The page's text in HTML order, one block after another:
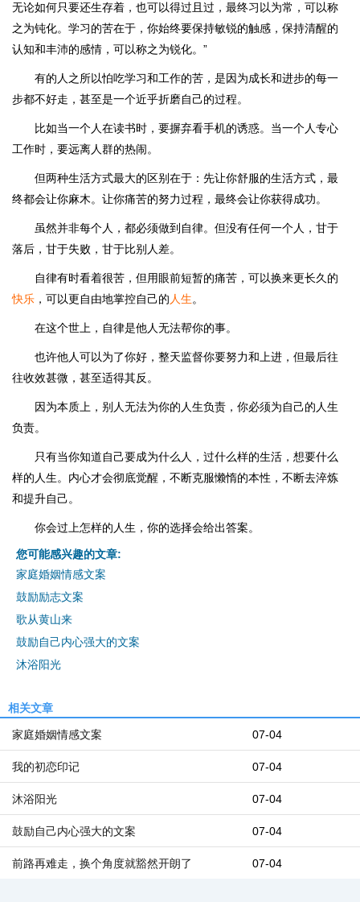
无论如何只要还生存着，也可以得过且过，最终习以为常，可以称
之为钝化。学习的苦在于，你始终要保持敏锐的触感，保持清醒的
认知和丰沛的感情，可以称之为锐化。”
有的人之所以怕吃学习和工作的苦，是因为成长和进步的每一
步都不好走，甚至是一个近乎折磨自己的过程。
比如当一个人在读书时，要摒弃看手机的诱惑。当一个人专心
工作时，要远离人群的热闹。
但两种生活方式最大的区别在于：先让你舒服的生活方式，最
终都会让你麻木。让你痛苦的努力过程，最终会让你获得成功。
虽然并非每个人，都必须做到自律。但没有任何一个人，甘于
落后，甘于失败，甘于比别人差。
自律有时看着很苦，但用眼前短暂的痛苦，可以换来更长久的
快乐 ，可以更自由地掌控自己的 人生。
在这个世上，自律是他人无法帮你的事。
也许他人可以为了你好，整天监督你要努力和上进，但最后往
往收效甚微，甚至适得其反。
因为本质上，别人无法为你的人生负责，你必须为自己的人生
负责。
只有当你知道自己要成为什么人，过什么样的生活，想要什么
样的人生。内心才会彻底觉醒，不断克服懒惰的本性，不断去淬炼
和提升自己。
你会过上怎样的人生，你的选择会给出答案。
您可能感兴趣的文章:
家庭婚姻情感文案
鼓励励志文案
歌从黄山来
鼓励自己内心强大的文案
沐浴阳光
相关文章
07-04
家庭婚姻情感文案
07-04
我的初恋印记
07-04
沐浴阳光
07-04
鼓励自己内心强大的文案
07-04
前路再难走，换个角度就豁然开朗了